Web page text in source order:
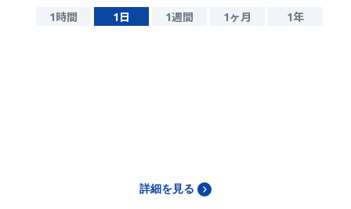
1時間 1日 1週間 1ヶ月 1年
詳細を見る